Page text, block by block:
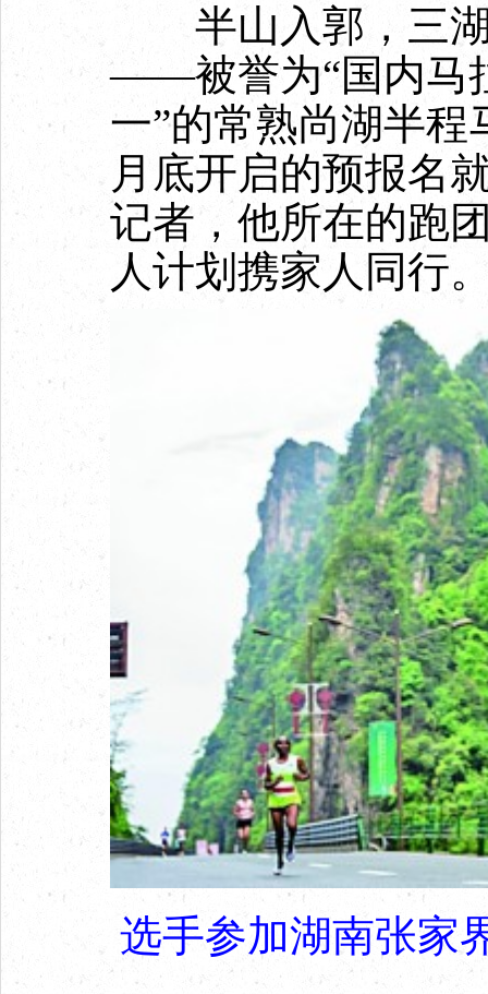
半山入郭，三湖
——被誉为“国内马
一”的常熟尚湖半程
月底开启的预报名
记者，他所在的跑
人计划携家人同行
选手参加湖南张家